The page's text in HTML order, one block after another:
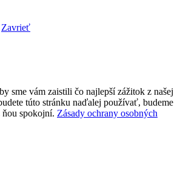
Zavrieť
sme vám zaistili čo najlepší zážitok z našej
túto stránku naďalej používať, budeme
ňou spokojní. Zásady ochrany osobných